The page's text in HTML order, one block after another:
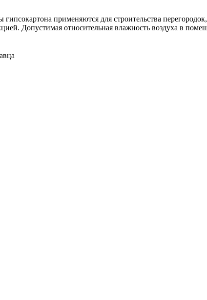
применяются для строительства
Допустимая относительная влажность воздуха в